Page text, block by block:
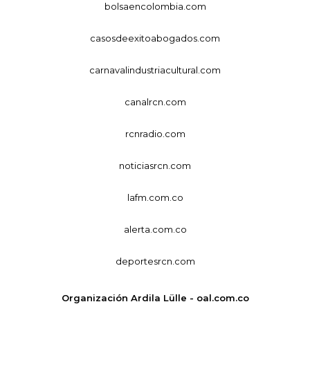
bolsaencolombia.com
casosdeexitoabogados.com
carnavalindustriacultural.com
canalrcn.com
rcnradio.com
noticiasrcn.com
lafm.com.co
alerta.com.co
deportesrcn.com
Organización Ardila Lülle - oal.com.co